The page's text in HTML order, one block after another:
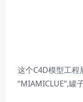
这个C4D模型工
“MIAMICLUE”,罐